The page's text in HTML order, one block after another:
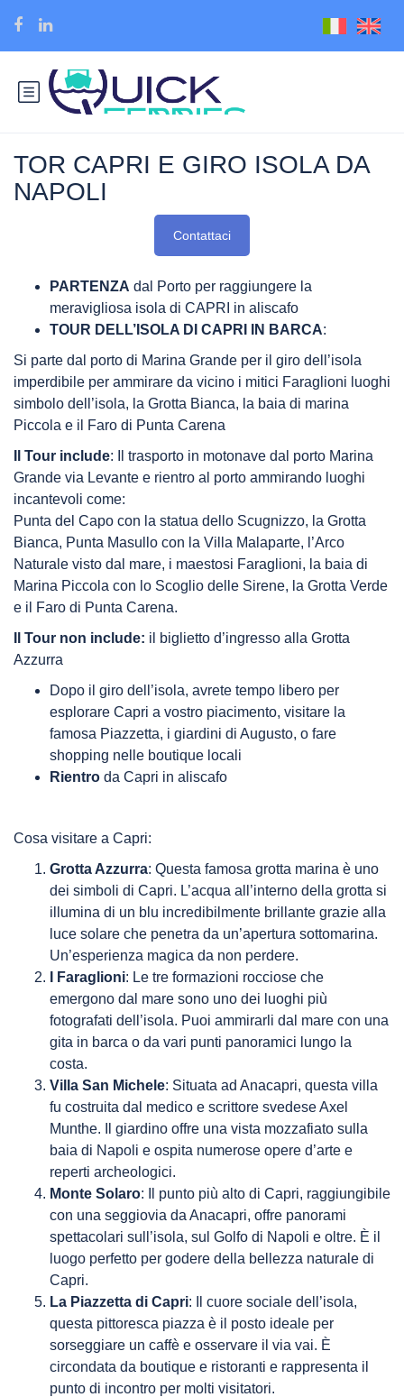
TOR CAPRI E GIRO ISOLA DA
NAPOLI
Contattaci
PARTENZA dal Porto per raggiungere la
meravigliosa isola di CAPRI in aliscafo
TOUR DELL’ISOLA DI CAPRI IN BARCA:
Si parte dal porto di Marina Grande per il giro dell’isola
imperdibile per ammirare da vicino i mitici Faraglioni luoghi
simbolo dell’isola, la Grotta Bianca, la baia di marina
Piccola e il Faro di Punta Carena
Il Tour include: Il trasporto in motonave dal porto Marina
Grande via Levante e rientro al porto ammirando luoghi
incantevoli come:
Punta del Capo con la statua dello Scugnizzo, la Grotta
Bianca, Punta Masullo con la Villa Malaparte, l’Arco
Naturale visto dal mare, i maestosi Faraglioni, la baia di
Marina Piccola con lo Scoglio delle Sirene, la Grotta Verde
e il Faro di Punta Carena.
Il Tour non include: il biglietto d’ingresso alla Grotta
Azzurra
Dopo il giro dell’isola, avrete tempo libero per
esplorare Capri a vostro piacimento, visitare la
famosa Piazzetta, i giardini di Augusto, o fare
shopping nelle boutique locali
Rientro da Capri in aliscafo
Cosa visitare a Capri:
Grotta Azzurra: Questa famosa grotta marina è uno
dei simboli di Capri. L’acqua all’interno della grotta si
illumina di un blu incredibilmente brillante grazie alla
luce solare che penetra da un’apertura sottomarina.
Un’esperienza magica da non perdere.
I Faraglioni: Le tre formazioni rocciose che
emergono dal mare sono uno dei luoghi più
fotografati dell’isola. Puoi ammirarli dal mare con una
gita in barca o da vari punti panoramici lungo la
costa.
Villa San Michele: Situata ad Anacapri, questa villa
fu costruita dal medico e scrittore svedese Axel
Munthe. Il giardino offre una vista mozzafiato sulla
baia di Napoli e ospita numerose opere d’arte e
reperti archeologici.
Monte Solaro: Il punto più alto di Capri, raggiungibile
con una seggiovia da Anacapri, offre panorami
spettacolari sull’isola, sul Golfo di Napoli e oltre. È il
luogo perfetto per godere della bellezza naturale di
Capri.
La Piazzetta di Capri: Il cuore sociale dell’isola,
questa pittoresca piazza è il posto ideale per
sorseggiare un caffè e osservare il via vai. È
circondata da boutique e ristoranti e rappresenta il
punto di incontro per molti visitatori.